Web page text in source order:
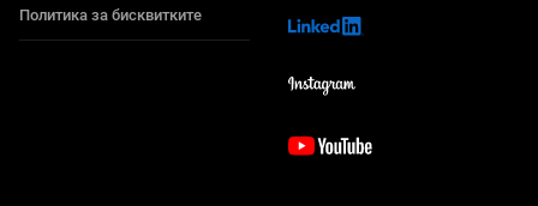
Политика за бисквитките